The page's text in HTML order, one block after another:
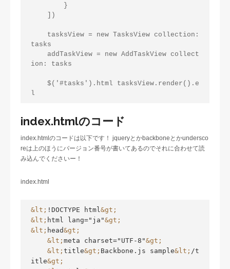
tasks
ion: tasks
index.htmlのコード
index.htmlのコードは以下です！ jqueryとかbackboneとかundersco
reは上のほうにバージョン番号が書いてあるのでそれに合わせて読
み込んでくださいー！
index.html
&lt; !DOCTYPE html &gt;
&lt; html lang="ja"&gt;
&lt; head&gt;
&lt; meta charset="UTF-8"&gt;
&lt; title&gt; Backbone.js sample&lt; /t
itle&gt;